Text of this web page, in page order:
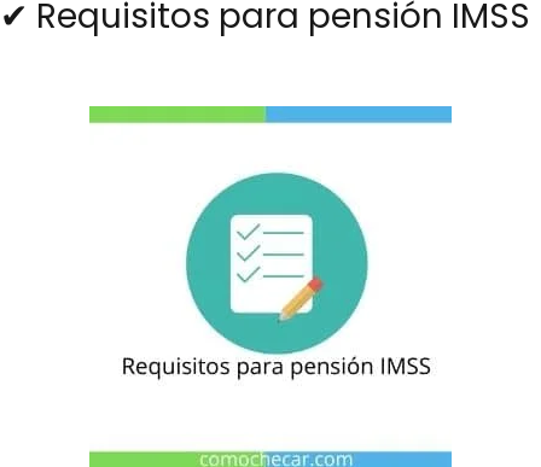
✔ Requisitos para pensión IMSS